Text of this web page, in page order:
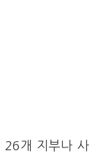
26개 지부나 사